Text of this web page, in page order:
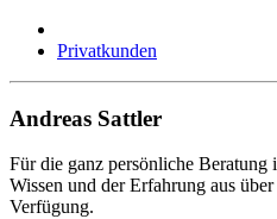
Privatkunden
Andreas Sattler
Für die ganz persönliche Beratung
Wissen und der Erfahrung aus
Verfügung.